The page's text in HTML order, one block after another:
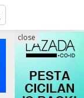
close